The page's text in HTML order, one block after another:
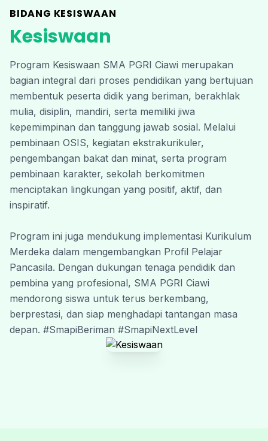
BIDANG KESISWAAN
Kesiswaan
Program Kesiswaan SMA PGRI Ciawi merupakan
bagian integral dari proses pendidikan yang bertujuan
membentuk peserta didik yang beriman, berakhlak
mulia, disiplin, mandiri, serta memiliki jiwa
kepemimpinan dan tanggung jawab sosial. Melalui
pembinaan OSIS, kegiatan ekstrakurikuler,
pengembangan bakat dan minat, serta program
pembinaan karakter, sekolah berkomitmen
menciptakan lingkungan yang positif, aktif, dan
inspiratif.
Program ini juga mendukung implementasi Kurikulum
Merdeka dalam mengembangkan Profil Pelajar
Pancasila. Dengan dukungan tenaga pendidik dan
pembina yang profesional, SMA PGRI Ciawi
mendorong siswa untuk terus berkembang,
berprestasi, dan siap menghadapi tantangan masa
depan. #SmapiBeriman #SmapiNextLevel